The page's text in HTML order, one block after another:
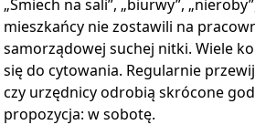
„Śmiech na sali”, „biurwy”,
mieszkańcy nie zostawili na
samorządowej suchej nitki. Wiele
się do cytowania. Regularnie
czy urzędnicy odrobią skrócone
propozycja: w sobotę.